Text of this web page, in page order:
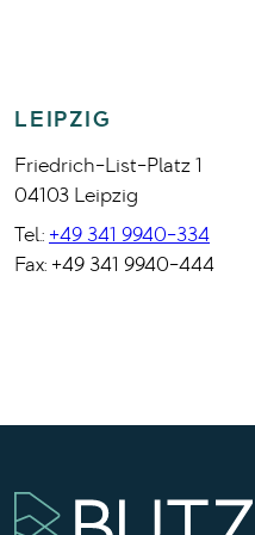
LEIPZIG
Friedrich-List-Platz 1
04103 Leipzig
Tel.: +49 341 9940-334
Fax: +49 341 9940-444